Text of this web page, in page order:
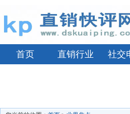
首页 直销行业 社交